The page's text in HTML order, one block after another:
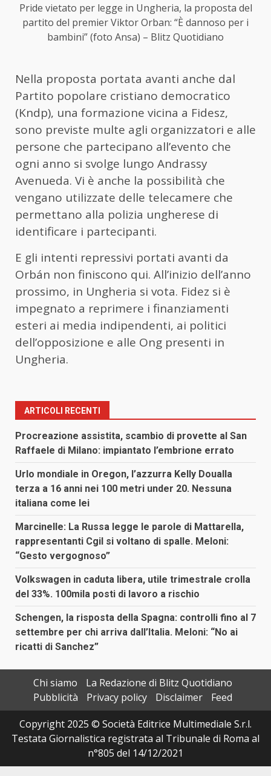
Pride vietato per legge in Ungheria, la proposta del
partito del premier Viktor Orban: “È dannoso per i
bambini” (foto Ansa) – Blitz Quotidiano
Nella proposta portata avanti anche dal
Partito popolare cristiano democratico
(Kndp), una formazione vicina a Fidesz,
sono previste multe agli organizzatori e alle
persone che partecipano all’evento che
ogni anno si svolge lungo Andrassy
Avenueda. Vi è anche la possibilità che
vengano utilizzate delle telecamere che
permettano alla polizia ungherese di
identificare i partecipanti.
E gli intenti repressivi portati avanti da
Orbán non finiscono qui. All’inizio dell’anno
prossimo, in Ungheria si vota. Fidez si è
impegnato a reprimere i finanziamenti
esteri ai media indipendenti, ai politici
dell’opposizione e alle Ong presenti in
Ungheria.
ARTICOLI RECENTI
Procreazione assistita, scambio di provette al San
Raffaele di Milano: impiantato l’embrione errato
Urlo mondiale in Oregon, l’azzurra Kelly Doualla
terza a 16 anni nei 100 metri under 20. Nessuna
italiana come lei
Marcinelle: La Russa legge le parole di Mattarella,
rappresentanti Cgil si voltano di spalle. Meloni:
“Gesto vergognoso”
Volkswagen in caduta libera, utile trimestrale crolla
del 33%. 100mila posti di lavoro a rischio
Schengen, la risposta della Spagna: controlli fino al 7
settembre per chi arriva dall’Italia. Meloni: “No ai
ricatti di Sanchez”
Chi siamo
La Redazione di Blitz Quotidiano
Pubblicità
Privacy policy Disclaimer
Feed
Copyright 2025 © Società Editrice Multimediale S.r.l.
Testata Giornalistica registrata al Tribunale di Roma al
n°805 del 14/12/2021